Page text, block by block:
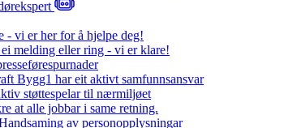
- vi er her for å hjelpe deg!
ei melding eller ring - vi er klare!
Bygg1 har eit aktivt samfunnsansvar
støttespelar til nærmiljøet
at alle jobbar i same retning.
av personopplysningar